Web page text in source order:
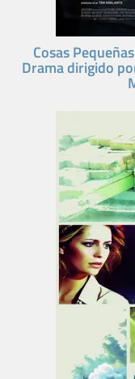
Cosas
Drama dirigido